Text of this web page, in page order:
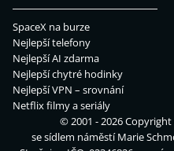
SpaceX na burze
Nejlepší telefony
Nejlepší AI zdarma
Nejlepší chytré hodinky
Nejlepší VPN – srovnání
Netflix filmy a seriály
© 2001 - 2026 Copyright
se sídlem náměstí Marie